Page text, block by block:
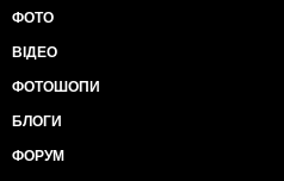
ФОТО
ВІДЕО
ФОТОШОПИ
БЛОГИ
ФОРУМ